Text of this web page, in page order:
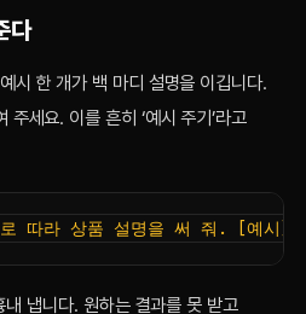
다
시 한 개가 백 마디 설명을 이깁니다.
세요. 이를 흔히 ‘예시 주기’라고
로 따라 상품 설명을 써 줘. [예시
내 냅니다. 원하는 결과를 못 받고